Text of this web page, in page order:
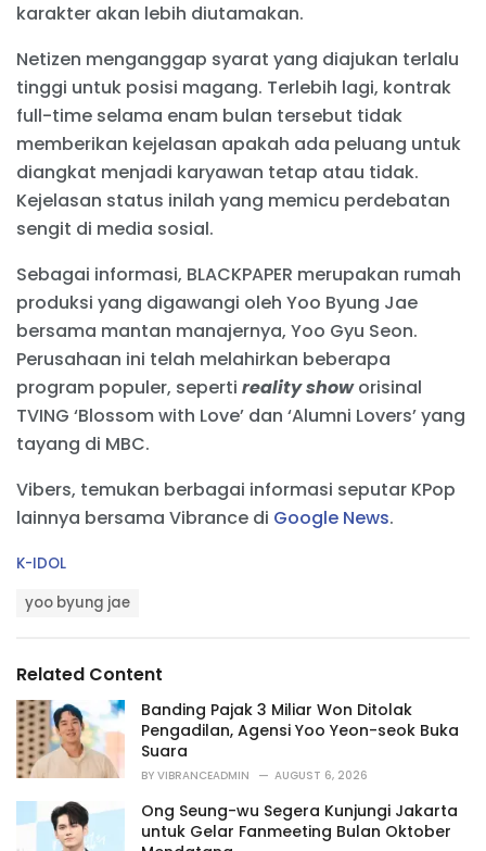
karakter akan lebih diutamakan.
Netizen menganggap syarat yang diajukan terlalu
tinggi untuk posisi magang. Terlebih lagi, kontrak
full-time selama enam bulan tersebut tidak
memberikan kejelasan apakah ada peluang untuk
diangkat menjadi karyawan tetap atau tidak.
Kejelasan status inilah yang memicu perdebatan
sengit di media sosial.
Sebagai informasi, BLACKPAPER merupakan rumah
produksi yang digawangi oleh Yoo Byung Jae
bersama mantan manajernya, Yoo Gyu Seon.
Perusahaan ini telah melahirkan beberapa
program populer, seperti reality showorisinal
TVING ‘Blossom with Love’ dan ‘Alumni Lovers’ yang
tayang di MBC.
Vibers, temukan berbagai informasi seputar KPop
lainnya bersama Vibrance di Google News.
C
r
i
e
s
:
K-IDOL
:
yoo byung jae
Related Content
Banding Pajak 3 Miliar Won Ditolak
Pengadilan, Agensi Yoo Yeon-seok Buka
Suara
BY VIBRANCEADMIN AUGUST 6, 2026
Ong Seung-wu Segera Kunjungi Jakarta
untuk Gelar Fanmeeting Bulan Oktober